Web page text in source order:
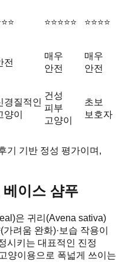
⭐⭐⭐⭐⭐ ⭐⭐⭐⭐
전
매우
안전
매우
안전
경질적인
양이
건성
피부
고양이
초보
보호자
기 기반 정성 평가이며,
이스 샴푸
은 귀리(Avena sativa)
려움 완화)·보습 작용이
시키는 대표적인 진정
양이용으로 폭넓게 쓰이는